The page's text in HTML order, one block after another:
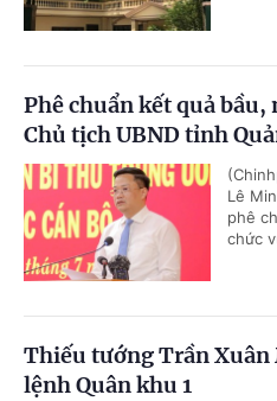
Phê chuẩn kết quả
Chủ tịch UBND tỉnh
Lê
phê
chức
Thiếu tướng Trần Xuân
lệnh Quân khu 1